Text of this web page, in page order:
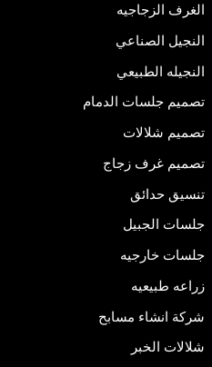
الغرف الزجاجيه
النجيل الصناعي
النجيله الطبيعي
تصميم جلسات الدمام
تصميم شلالات
تصميم غرف زجاج
تنسيق حدائق
جلسات الجبيل
جلسات خارجيه
زراعه طبيعيه
شركة انشاء مسابح
شلالات الخبر